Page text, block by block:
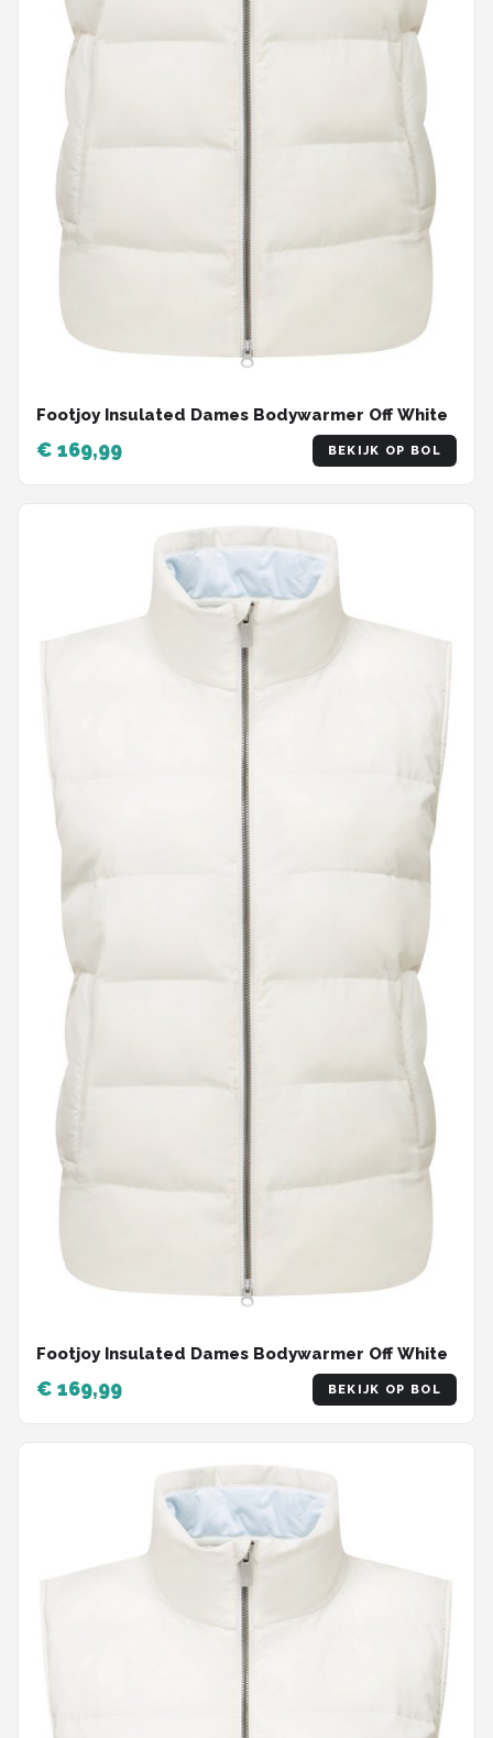
Footjoy Insulated Dames Bodywarmer Off White
€ 169,99 BEKIJK OP BOL
Footjoy Insulated Dames Bodywarmer Off White
€ 169,99 BEKIJK OP BOL